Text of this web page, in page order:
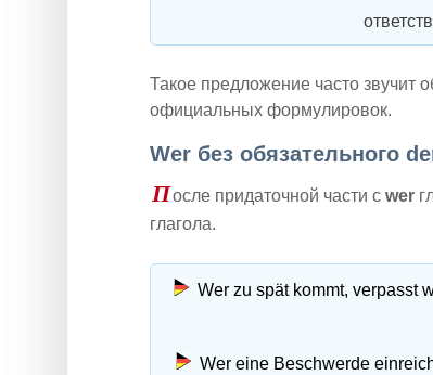
Такое предложение часто звучит
официальных формулировок.
Wer без обязательного
После придаточной части с wer
глагола.
Wer zu spät kommt, verpasst
Wer eine Beschwerde